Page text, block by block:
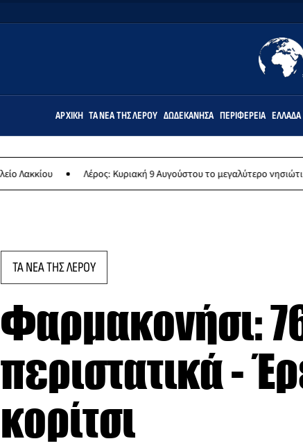
ΑΡΧΙΚΉ ΤΑ ΝΈΑ ΤΗΣ ΛΈΡΟΥ ΔΩΔΕΚΆΝΗΣΑ ΠΕΡΙΦΈΡΕΙΑ ΕΛΛΆΔΑ
Λέρος: Κυριακή 9 Αυγούστου το μεγαλύτερο νησιώτικο γλέντι του
ΤΑ ΝΕΑ ΤΗΣ ΛΕΡΟΥ
Φαρμακονήσι:
περιστατικά -
κορίτσι